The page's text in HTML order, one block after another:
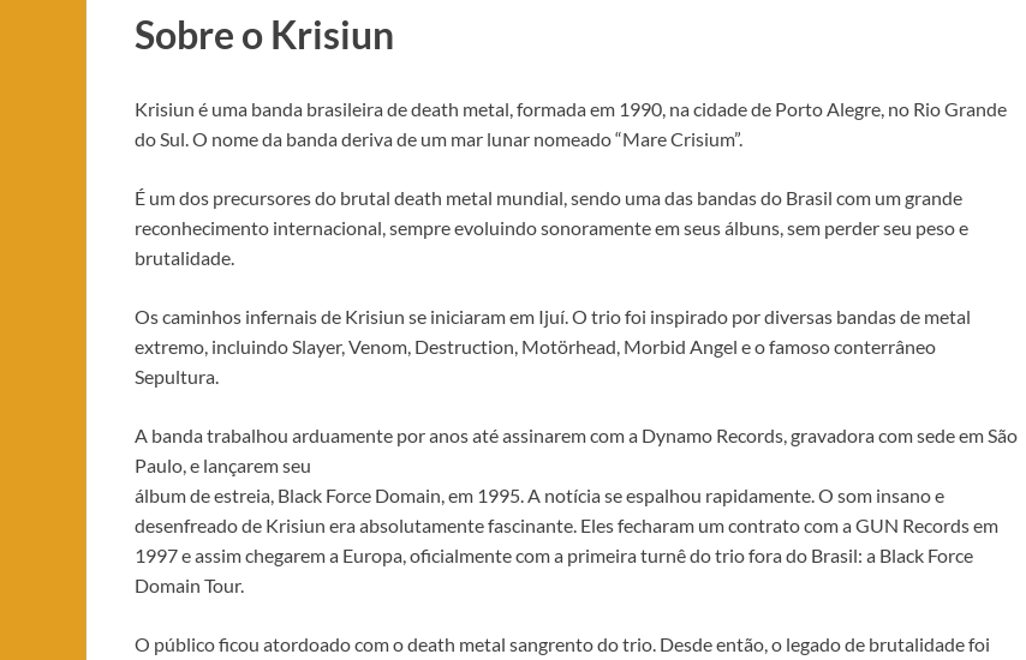
Sobre o Krisiun
Krisiun é uma banda brasileira de death metal, formada em 1990, na cidade de Porto Alegre, no Rio Grande
do Sul. O nome da banda deriva de um mar lunar nomeado “Mare Crisium”.
É um dos precursores do brutal death metal mundial, sendo uma das bandas do Brasil com um grande
reconhecimento internacional, sempre evoluindo sonoramente em seus álbuns, sem perder seu peso e
brutalidade.
Os caminhos infernais de Krisiun se iniciaram em Ijuí. O trio foi inspirado por diversas bandas de metal
extremo, incluindo Slayer, Venom, Destruction, Motörhead, Morbid Angel e o famoso conterrâneo
Sepultura.
A banda trabalhou arduamente por anos até assinarem com a Dynamo Records, gravadora com sede em São
Paulo, e lançarem seu
álbum de estreia, Black Force Domain, em 1995. A notícia se espalhou rapidamente. O som insano e
desenfreado de Krisiun era absolutamente fascinante. Eles fecharam um contrato com a GUN Records em
1997 e assim chegarem a Europa, oficialmente com a primeira turnê do trio fora do Brasil: a Black Force
Domain Tour.
O público ficou atordoado com o death metal sangrento do trio. Desde então, o legado de brutalidade foi